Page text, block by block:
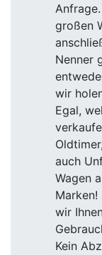
großen
Nenner
wir
Egal,
auch
Wagen
wir
Kein